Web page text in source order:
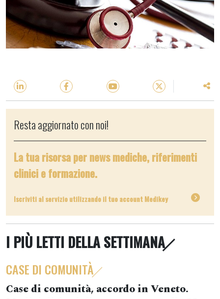
Resta aggiornato con noi!
La tua risorsa per news mediche, riferimenti
clinici e formazione.
Iscriviti al servizio utilizzando il tuo account Medikey
I PIÙ LETTI DELLA SETTIMANA
CASE DI COMUNITÀ
Case di comunità, accordo in Veneto.